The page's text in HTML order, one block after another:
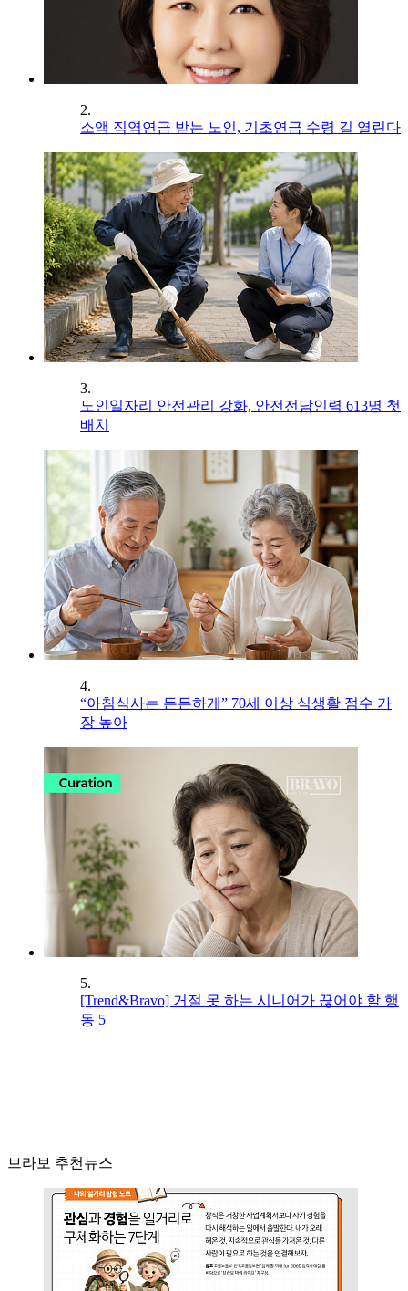
2.
소액 직역연금 받는 노인, 기초연금 수령 길 열린다
3.
노인일자리 안전관리 강화, 안전전담인력 613명 첫
배치
4.
“아침식사는 든든하게” 70세 이상 식생활 점수 가
장 높아
5.
[Trend&Bravo] 거절 못 하는 시니어가 끊어야 할 행
동 5
브라보 추천뉴스